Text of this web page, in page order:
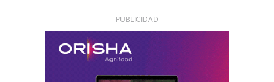
PUBLICIDAD